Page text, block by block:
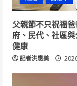
父親節不只祝福
府、民代、社區
健康
記者洪惠美